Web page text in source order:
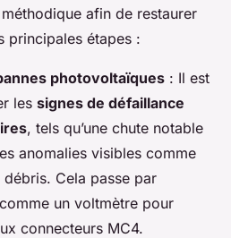
afin de restaurer
principales étapes :
photovoltaïques : Il est
les signes de défaillance
, tels qu’une chute notable
anomalies visibles comme
Cela passe par
un voltmètre pour
connecteurs MC4.